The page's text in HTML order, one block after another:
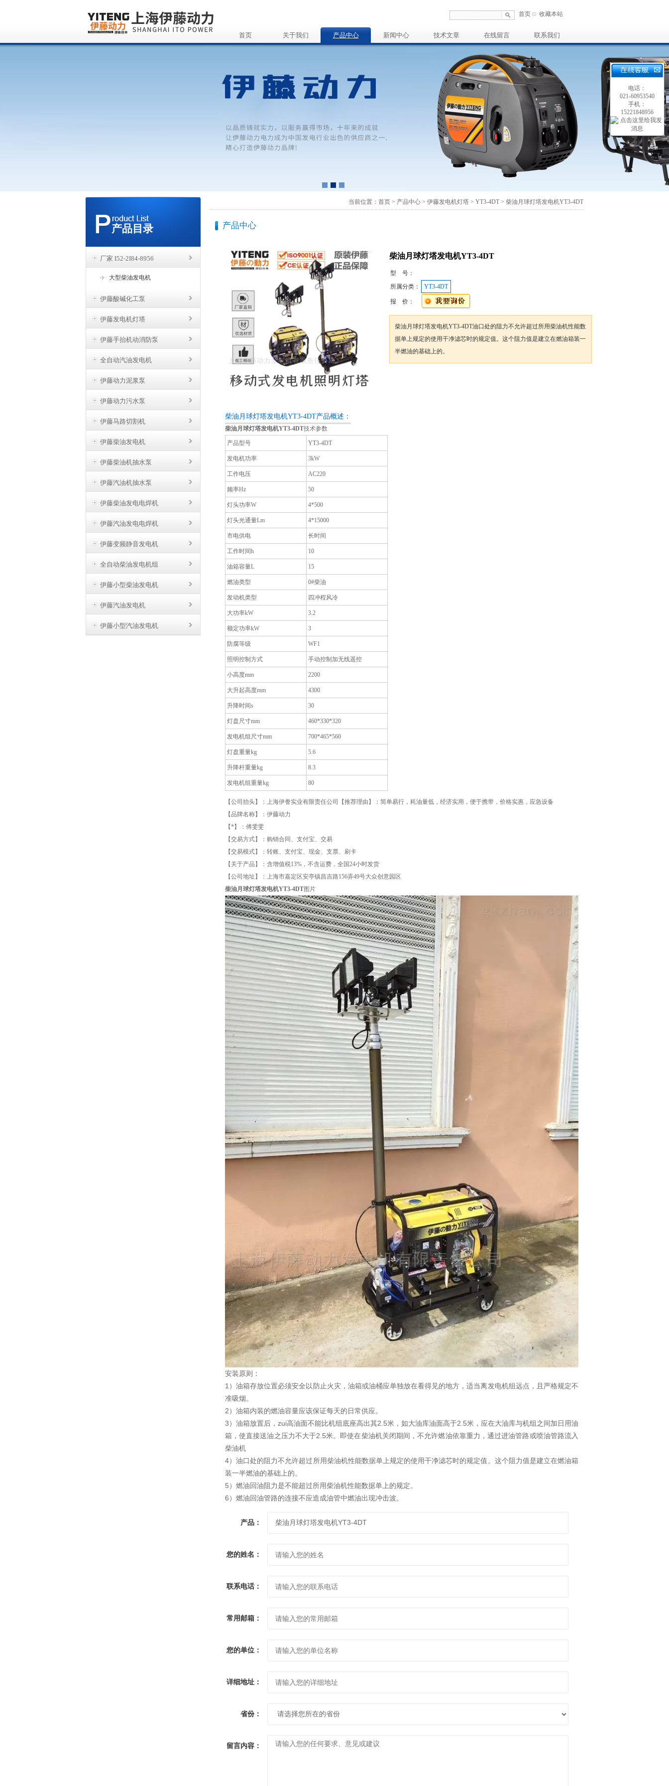
首页 收藏本站
首页 关于我们 产品中心 新闻中心 技术文章 在线留言 联系我们
产品目录
厂家 I52-2I84-8956
大型柴油发电机
伊藤酸碱化工泵
伊藤发电机灯塔
伊藤手抬机动消防泵
全自动汽油发电机
伊藤动力泥浆泵
伊藤动力污水泵
伊藤马路切割机
伊藤柴油发电机
伊藤柴油机抽水泵
伊藤汽油机抽水泵
伊藤柴油发电电焊机
伊藤汽油发电电焊机
伊藤变频静音发电机
全自动柴油发电机组
伊藤小型柴油发电机
伊藤汽油发电机
伊藤小型汽油发电机
当前位置： 首页 > 产品中心 > 伊藤发电机灯塔 > YT3-4DT > 柴油月球灯塔发电机YT3-4DT
产品中心
柴油月球灯塔发电机YT3-4DT
型 号：
所属分类：
YT3-4DT
报 价：
柴油月球灯塔发电机YT3-4DT油口处的阻力不允许超过所用柴油机性能数
据单上规定的使用干净滤芯时的规定值。这个阻力值是建立在燃油箱装一
半燃油的基础上的。
柴油月球灯塔发电机YT3-4DT产品概述：
柴油月球灯塔发电机YT3-4DT技术参数
产品型号 YT3-4DT
发电机功率 3kW
工作电压 AC220
频率Hz 50
灯头功率W 4*500
灯头光通量Lm 4*15000
市电供电 长时间
工作时间h 10
油箱容量L 15
燃油类型 0#柴油
发动机类型 四冲程风冷
大功率kW 3.2
额定功率kW 3
防腐等级 WF1
照明控制方式 手动控制加无线遥控
小高度mm 2200
大升起高度mm 4300
升降时间s 30
灯盘尺寸mm 460*330*320
发电机组尺寸mm 700*465*560
灯盘重量kg 5.6
升降杆重量kg 8.3
发电机组重量kg 80
【公司抬头】：上海伊誊实业有限责任公司【推荐理由】：简单易行，耗油量低，经济实用，便于携带，价格实惠，应急设备
【品牌名称】：伊藤动力
【*】：傅雯雯
【交易方式】：购销合同、支付宝、交易
【交易模式】：转账、支付宝、现金、支票、刷卡
【关于产品】：含增值税13%，不含运费，全国24小时发货
【公司地址】：上海市嘉定区安亭镇昌吉路156弄49号大众创意园区
柴油月球灯塔发电机YT3-4DT图片
安装原则：
1 ）油箱存放位置必须安全以防止火灾，油箱或油桶应单独放在看得见的地方，适当离发电机组远点，且严格规定不
准吸烟。
2 ）油箱内装的燃油容量应该保证每天的日常供应。
3 ）油箱放置后， zui高油面不能比机组底座高出其2.5米，如大油库油面高于2.5米，应在大油库与机组之间加日用油
箱，使直接送油之压力不大于2.5米。即使在柴油机关闭期间，不允许燃油依靠重力，通过进油管路或喷油管路流入
柴油机
4）油口处的阻力不允许超过所用柴油机性能数据单上规定的使用干净滤芯时的规定值。这个阻力值是建立在燃油箱
装一半燃油的基础上的。
5 ）燃油回油阻力是不能超过所用柴油机性能数据单上的规定。
6 ）燃油回油管路的连接不应造成油管中燃油出现冲击波。
产品：
您的姓名：
联系电话：
常用邮箱：
您的单位：
详细地址：
省份：
留言内容：
电话：
021-60953540
手机：
15221848956